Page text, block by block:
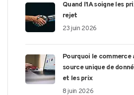
Quand l’IA soigne les
rejet
23 juin 2026
Pourquoi le commerce
source unique de
et les prix
8 juin 2026